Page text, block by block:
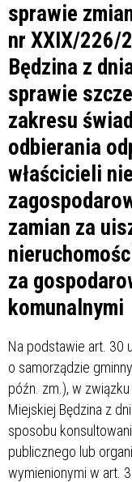
sprawie
nr XXIX/226/
Będzina z
sprawie
zakresu
odbierania
właścicieli
zamian za
za
komunalnymi
Na podstawie art. 30
o samorządzie
późn. zm.), w
Miejskiej Będzina z
sposobu
publicznego lub
wymienionymi w art.